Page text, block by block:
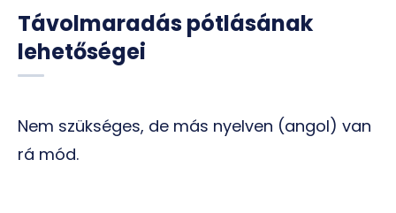
Távolmaradás pótlásának
lehetőségei
Nem szükséges, de más nyelven (angol) van
rá mód.